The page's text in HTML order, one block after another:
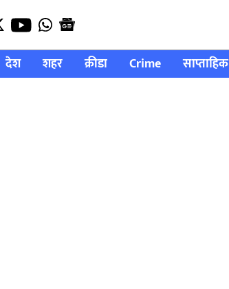
देश शहर क्रीडा Crime साप्ताहिक